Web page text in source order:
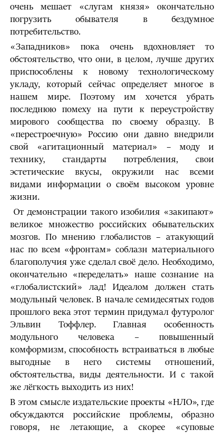
очень мешает «слугам князя» окончательно
погрузить обывателя в бездумное
потребительство.
«Западников» пока очень вдохновляет то
обстоятельство, что они, в целом, лучше других
приспособлены к новому технологическому
укладу, который сейчас определяет многое в
нашем мире. Поэтому им хочется убрать
последнюю помеху на пути к переустройству
мирового сообщества по своему образцу. В
«перестроечную» Россию они давно внедрили
свой «агитационный материал» – моду и
технику, стандарты потребления, свои
эстетические вкусы, окружили нас всеми
видами информации о своём высоком уровне
жизни.
От демонстрации такого изобилия «закипают»
великое множество российских обывательских
мозгов. По мнению глобалистов – атакующий
нас по всем «фронтам» соблазн материального
благополучия уже сделал своё дело. Необходимо,
окончательно «переделать» наше сознание на
«глобалистский» лад! Идеалом должен стать
модульный человек. В начале семидесятых годов
прошлого века этот термин придумал футуролог
Эльвин Тоффлер. Главная особенность
модульного человека – повышенный
комформизм, способность встраиваться в любые
выгодные в него системы отношений,
обстоятельства, виды деятельности. И с такой
же лёгкость выходить из них!
В этом смысле издательские проекты «НЛО», где
обсуждаются российские проблемы, образно
говоря, не летающие, а скорее «суповые